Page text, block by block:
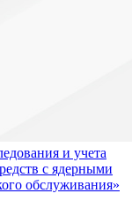
и учета
с ядерными
обслуживания»